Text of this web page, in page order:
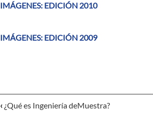
IMÁGENES: EDICIÓN 2010
IMÁGENES: EDICIÓN 2009
‹ ¿Qué es Ingeniería deMuestra?